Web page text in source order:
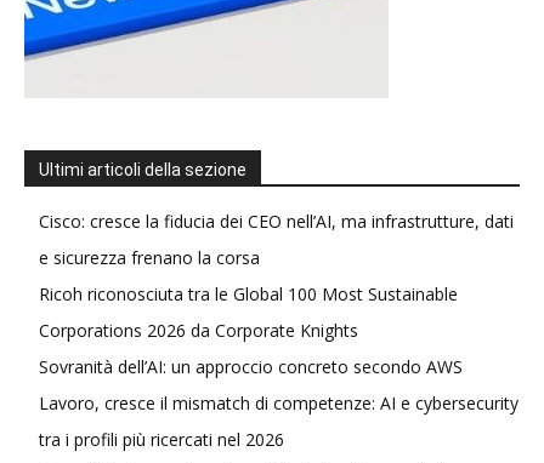
Ultimi articoli della sezione
Cisco: cresce la fiducia dei CEO nell’AI, ma infrastrutture, dati
e sicurezza frenano la corsa
Ricoh riconosciuta tra le Global 100 Most Sustainable
Corporations 2026 da Corporate Knights
Sovranità dell’AI: un approccio concreto secondo AWS
Lavoro, cresce il mismatch di competenze: AI e cybersecurity
tra i profili più ricercati nel 2026